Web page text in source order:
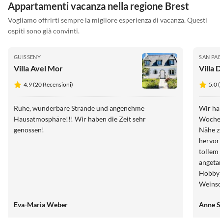
Appartamenti vacanza nella regione Brest
Vogliamo offrirti sempre la migliore esperienza di vacanza. Questi
ospiti sono già convinti.
GUISSENY
Villa Avel Mor
4.9 (20 Recensioni)
Ruhe, wunderbare Strände und angenehme
Hausatmosphäre!!! Wir haben die Zeit sehr
genossen!
Eva-Maria Weber
SAN
Villa
5.0
Wir
Wochen
Nähe
tollem
Anne